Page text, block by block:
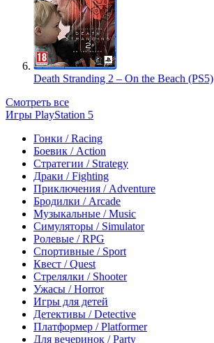
Death Stranding 2 – On the Beach (PS5)
Смотреть все
Игры PlayStation 5
Гонки / Racing
Боевик / Action
Стратегии / Strategy
Драки / Fighting
Приключения / Adventure
Бродилки / Arcade
Музыкальные / Music
Симуляторы / Simulator
Ролевые / RPG
Спортивные / Sport
Квест / Quest
Стрелялки / Shooter
Ужасы / Horror
Игры для детей
Детективы / Detective
Платформер / Platformer
Для вечеринок / Party